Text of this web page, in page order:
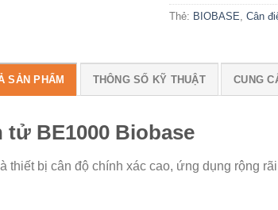
Thẻ: BIOBASE Cân
SẢN PHẨM THÔNG SỐ KỸ THUẬT CUNG
tử BE1000 Biobase
là thiết bị cân độ chính xác cao, ứng dụng rộng